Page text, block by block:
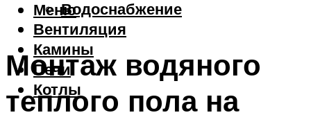
Водоснабжение
Вентиляция
Камины
Печи
Котлы
Меню
Монтаж водяного
теплого пола на